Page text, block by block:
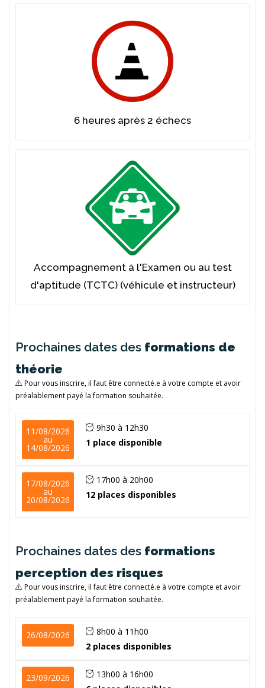
6 heures après 2 échecs
Accompagnement à l'Examen ou au test
d'aptitude (TCTC) (véhicule et instructeur)
Prochaines dates des formations de
théorie
Pour vous inscrire, il faut être connecté.e à votre compte et avoir
préalablement payé la formation souhaitée.
11/08/2026
au
14/08/2026
9h30 à 12h30
1 place disponible
17/08/2026
au
20/08/2026
17h00 à 20h00
12 places disponibles
Prochaines dates des formations
perception des risques
Pour vous inscrire, il faut être connecté.e à votre compte et avoir
préalablement payé la formation souhaitée.
26/08/2026
8h00 à 11h00
2 places disponibles
23/09/2026
13h00 à 16h00